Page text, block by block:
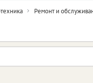
Ремонт и